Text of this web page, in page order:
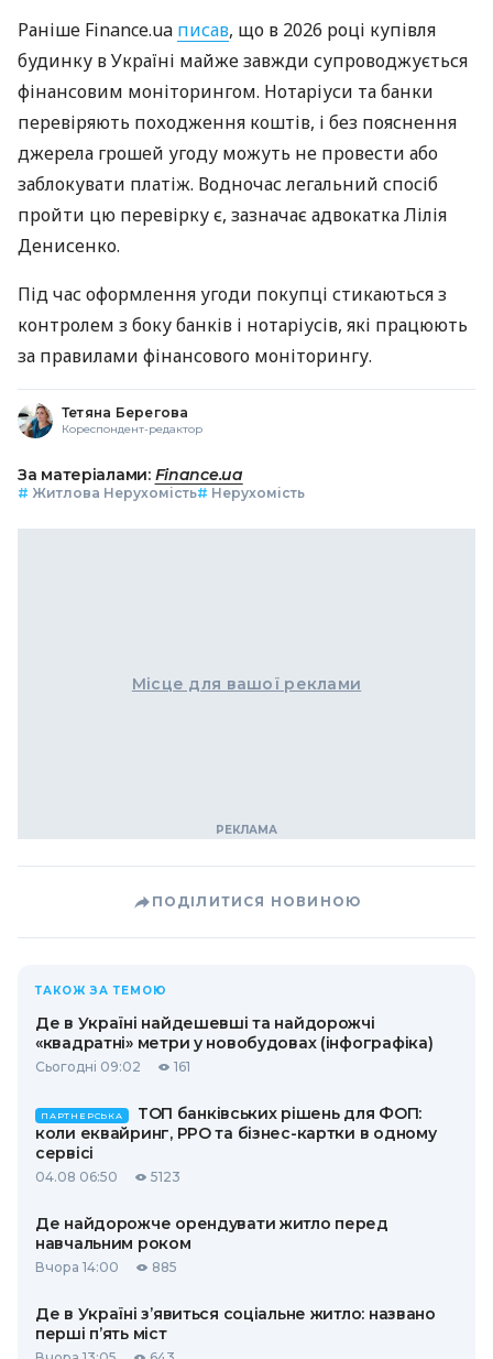
Раніше Finance.ua писав, що в 2026 році купівля
будинку в Україні майже завжди супроводжується
фінансовим моніторингом. Нотаріуси та банки
перевіряють походження коштів, і без пояснення
джерела грошей угоду можуть не провести або
заблокувати платіж. Водночас легальний спосіб
пройти цю перевірку є, зазначає адвокатка Лілія
Денисенко.
Під час оформлення угоди покупці стикаються з
контролем з боку банків і нотаріусів, які працюють
за правилами фінансового моніторингу.
Тетяна Берегова
Кореспондент-редактор
За матеріалами: Finance.ua
# Житлова Нерухомість# Нерухомість
Місце для вашої реклами
ПОДІЛИТИСЯ НОВИНОЮ
ТАКОЖ ЗА ТЕМОЮ
Де в Україні найдешевші та найдорожчі
«квадратні» метри у новобудовах (інфографіка)
Сьогодні 09:02 161
ПАРТНЕРСЬКА
ТОП банківських рішень для ФОП:
коли еквайринг, РРО та бізнес-картки в одному
сервісі
04.08 06:50 5123
Де найдорожче орендувати житло перед
навчальним роком
Вчора 14:00 885
Де в Україні з’явиться соціальне житло: названо
перші п’ять міст